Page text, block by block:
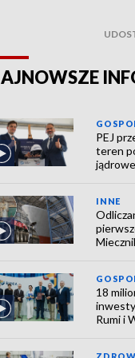
PEJ
teren
INNE
18
Rumi i